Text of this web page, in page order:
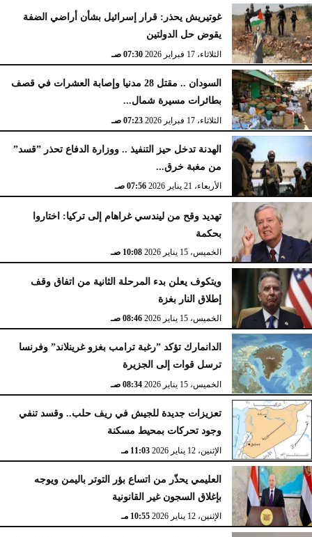
غوتيريش يحذر: قرار إسرائيل بشأن أراضي الضفة
يقوض حل الدولتين
الثلاثاء، 17 فبراير 2026 07:30 صـ
السودان .. مقتل 28 مدنيا وإصابة العشرات في قصف
بطائرات مسيرة شمال...
الثلاثاء، 17 فبراير 2026 07:23 صـ
الهدنة تدخل حيز التنفيذ .. ووزارة الدفاع تحذر ”قسد”
من مغبة خرق...
الأربعاء، 21 يناير 2026 07:56 صـ
تهديد وقح من ليندسي غراهام إلى تركيا: اختاروا
بحكمة
الخميس، 15 يناير 2026 10:08 صـ
ويتكوف يعلن بدء المرحلة الثانية من اتفاق وقف
إطلاق النار بغزة
الخميس، 15 يناير 2026 08:46 صـ
الدانمارك تؤكد ”رغبة ترامب بغزو غرينلاند” وفرنسا
ترسل قوات إلى الجزيرة
الخميس، 15 يناير 2026 08:34 صـ
تعزيزات جديدة للجيش في ريف حلب.. وقسد تنفي
وجود تحركات بمحيط مسكنة
الإثنين، 12 يناير 2026 11:03 مـ
العليمي يحذّر من اتساع بؤر التوتر باليمن ويوجه
بإغلاق السجون غير القانونية
الإثنين، 12 يناير 2026 10:55 مـ